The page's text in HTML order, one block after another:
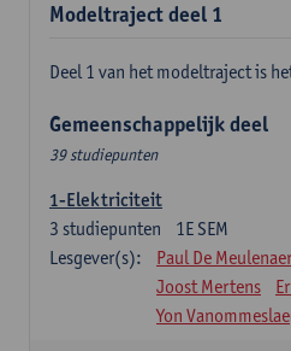
Modeltraject deel 1
Deel 1 van het modeltraject is
Gemeenschappelijk deel
39 studiepunten
1-Elektriciteit
1E SEM
3 studiepunten
Lesgever(s):
Paul De
Joost Mertens
Yon